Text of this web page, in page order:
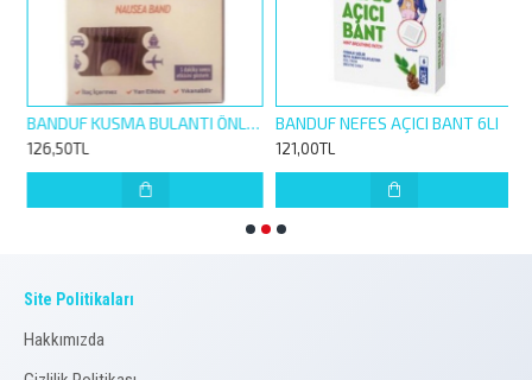
BANDUF KUSMA BULANTI ÖNLEYİCİ BİLEKLİK 1 ÇİFT
126,50TL
BANDUF NEFES AÇICI BANT 6LI
121,00TL
Site Politikaları
Hakkımızda